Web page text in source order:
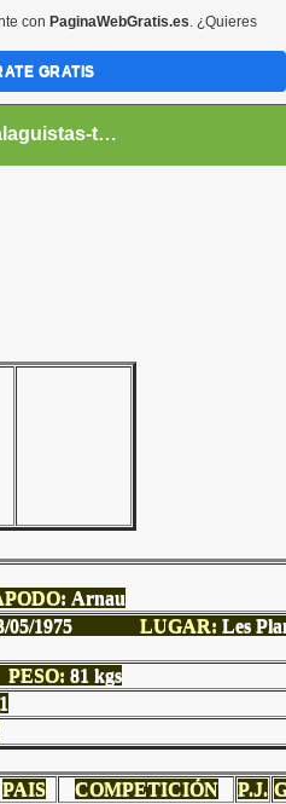
amigosmalaguistas-temporadas
: Arnau
05/1975 LUGAR: Les
PESO: 81 kgs
PAIS COMPETICIÓN P.J.
con PaginaWebGratis.es. ¿Quieres
GRATIS